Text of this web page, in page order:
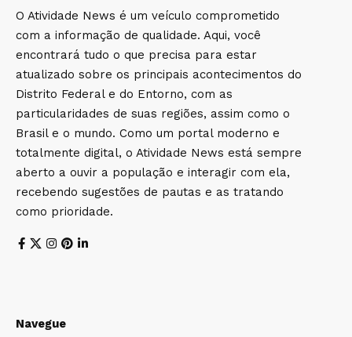
O Atividade News é um veículo comprometido
com a informação de qualidade. Aqui, você
encontrará tudo o que precisa para estar
atualizado sobre os principais acontecimentos do
Distrito Federal e do Entorno, com as
particularidades de suas regiões, assim como o
Brasil e o mundo. Como um portal moderno e
totalmente digital, o Atividade News está sempre
aberto a ouvir a população e interagir com ela,
recebendo sugestões de pautas e as tratando
como prioridade.
Navegue